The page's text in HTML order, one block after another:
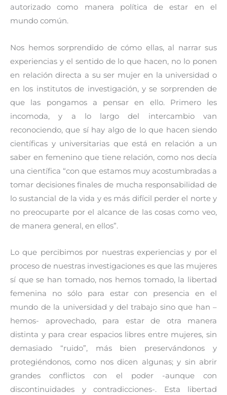
autorizado como manera política de estar en el
mundo común.
Nos hemos sorprendido de cómo ellas, al narrar sus
experiencias y el sentido de lo que hacen, no lo ponen
en relación directa a su ser mujer en la universidad o
en los institutos de investigación, y se sorprenden de
que las pongamos a pensar en ello. Primero les
incomoda, y a lo largo del intercambio van
reconociendo, que sí hay algo de lo que hacen siendo
científicas y universitarias que está en relación a un
saber en femenino que tiene relación, como nos decía
una científica “con que estamos muy acostumbradas a
tomar decisiones finales de mucha responsabilidad de
lo sustancial de la vida y es más difícil perder el norte y
no preocuparte por el alcance de las cosas como veo,
de manera general, en ellos”.
Lo que percibimos por nuestras experiencias y por el
proceso de nuestras investigaciones es que las mujeres
sí que se han tomado, nos hemos tomado, la libertad
femenina no sólo para estar con presencia en el
mundo de la universidad y del trabajo sino que han –
hemos- aprovechado, para estar de otra manera
distinta y para crear espacios libres entre mujeres, sin
demasiado “ruido”, más bien preservándonos y
protegiéndonos, como nos dicen algunas; y sin abrir
grandes conflictos con el poder -aunque con
discontinuidades y contradicciones-. Esta libertad